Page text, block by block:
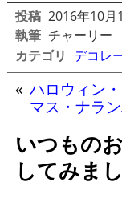
投稿 2016年10月
執筆 チャーリー
カテゴリ デコレ
« ハロウィン
マス・ナラ
いつもの
してみまし